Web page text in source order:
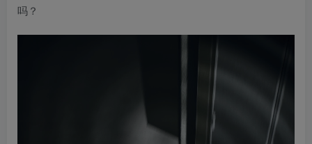
吗？